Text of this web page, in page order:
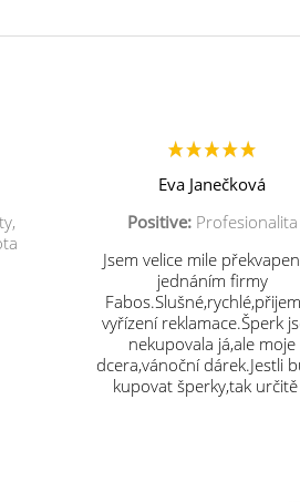
Eva Janečková
Positive:Profesionalita
Jsem velice mile
jednáním firmy
vyřízení reklamace.Šperk
nekupovala já,ale moje
dcera,vánoční dárek.Jestli
kupovat šperky,tak